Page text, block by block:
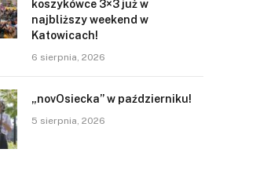
koszykówce 3×3 już w
najbliższy weekend w
Katowicach!
6 sierpnia, 2026
„novOsiecka” w październiku!
5 sierpnia, 2026